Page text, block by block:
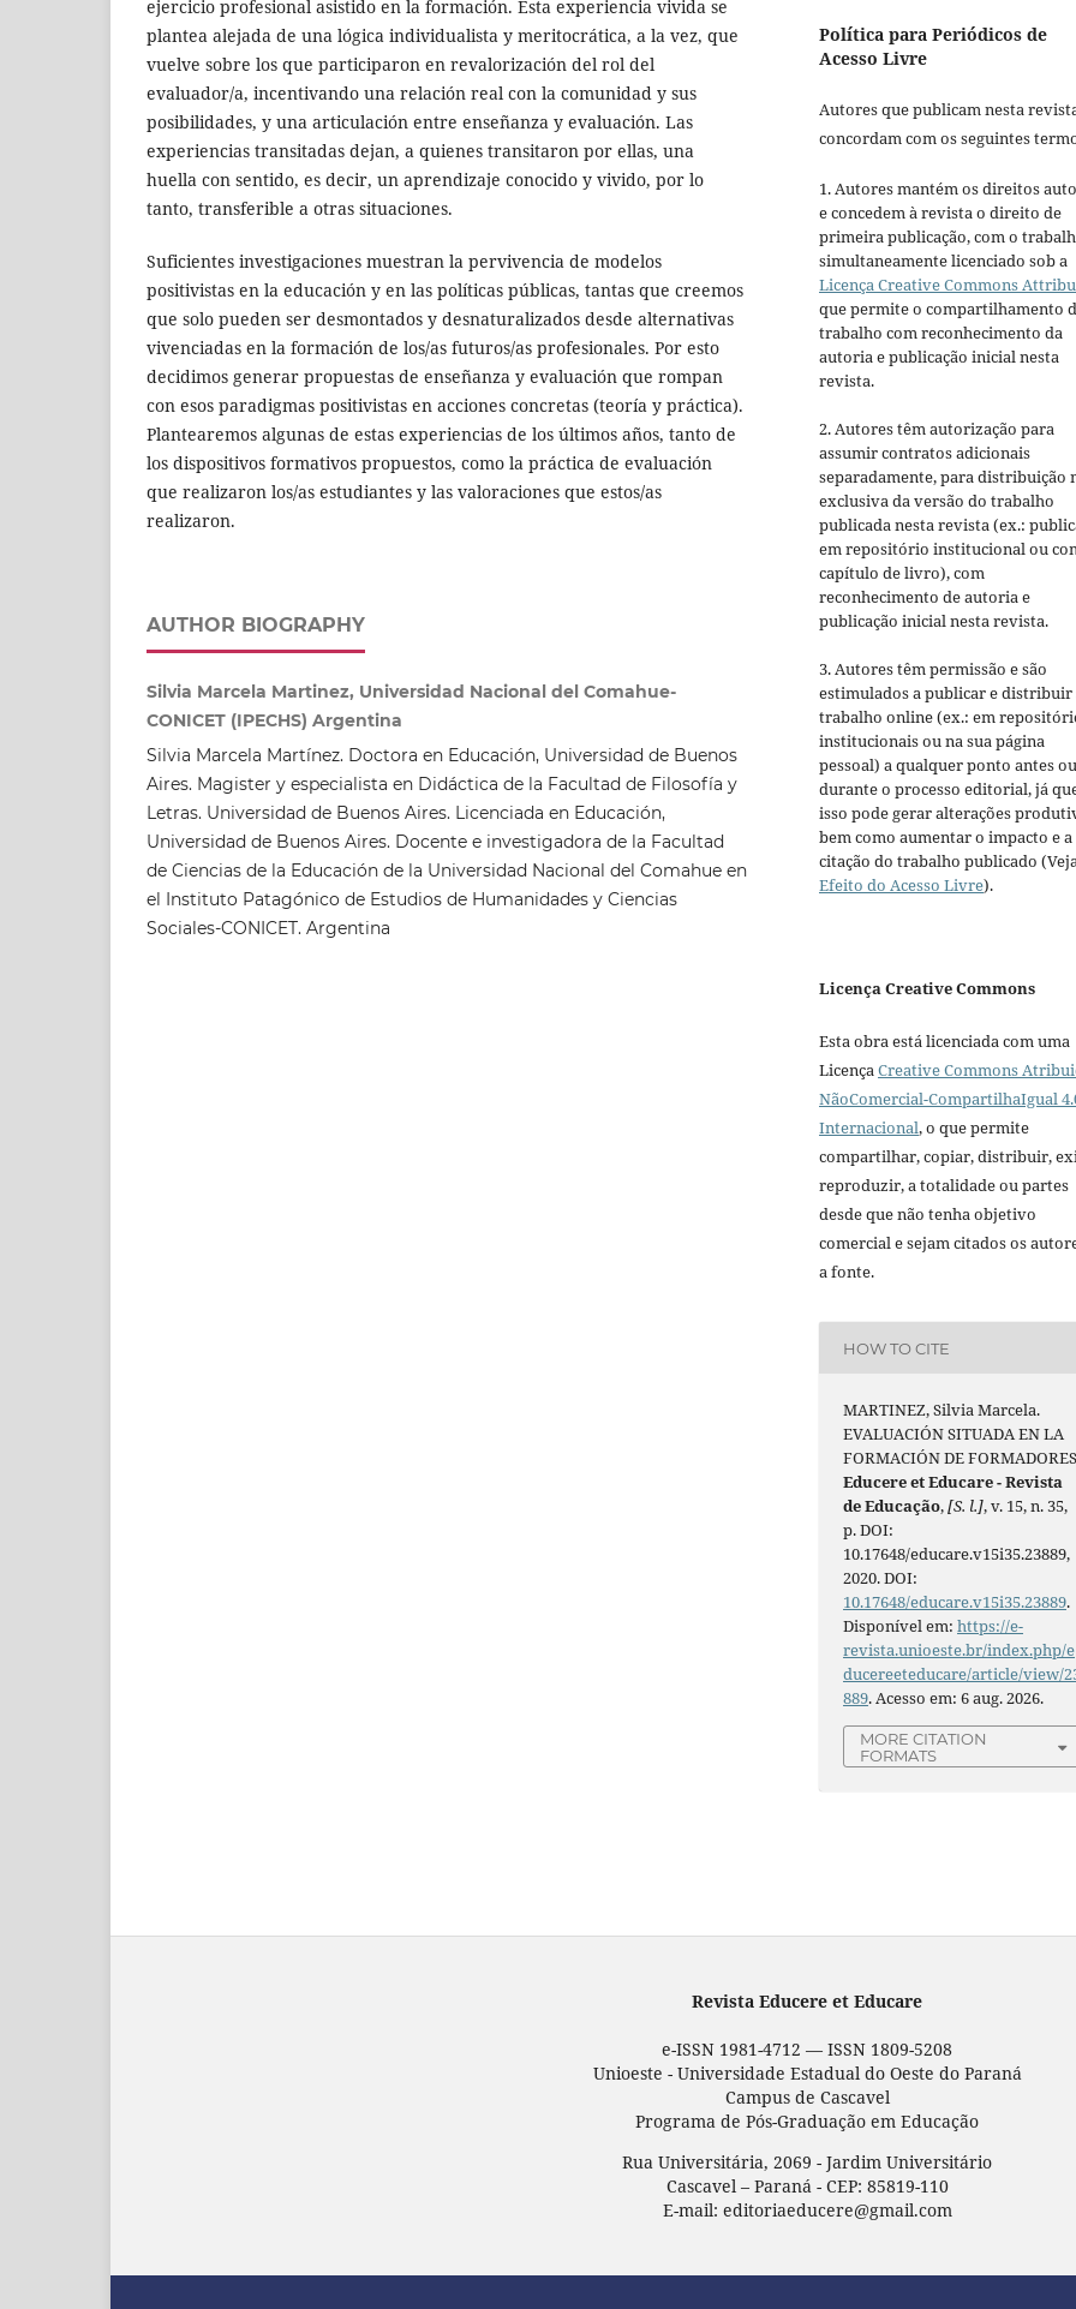
ejercicio profesional asistido en la formación. Esta experiencia vivida se
plantea alejada de una lógica individualista y meritocrática, a la vez, que
vuelve sobre los que participaron en revalorización del rol del
evaluador/a, incentivando una relación real con la comunidad y sus
posibilidades, y una articulación entre enseñanza y evaluación. Las
experiencias transitadas dejan, a quienes transitaron por ellas, una
huella con sentido, es decir, un aprendizaje conocido y vivido, por lo
tanto, transferible a otras situaciones.
Suficientes investigaciones muestran la pervivencia de modelos
positivistas en la educación y en las políticas públicas, tantas que creemos
que solo pueden ser desmontados y desnaturalizados desde alternativas
vivenciadas en la formación de los/as futuros/as profesionales. Por esto
decidimos generar propuestas de enseñanza y evaluación que rompan
con esos paradigmas positivistas en acciones concretas (teoría y práctica).
Plantearemos algunas de estas experiencias de los últimos años, tanto de
los dispositivos formativos propuestos, como la práctica de evaluación
que realizaron los/as estudiantes y las valoraciones que estos/as
realizaron.
AUTHOR BIOGRAPHY
Silvia Marcela Martinez, Universidad Nacional del Comahue-
CONICET (IPECHS) Argentina
Silvia Marcela Martínez. Doctora en Educación, Universidad de Buenos
Aires. Magister y especialista en Didáctica de la Facultad de Filosofía y
Letras. Universidad de Buenos Aires. Licenciada en Educación,
Universidad de Buenos Aires. Docente e investigadora de la Facultad
de Ciencias de la Educación de la Universidad Nacional del Comahue en
el Instituto Patagónico de Estudios de Humanidades y Ciencias
Sociales-CONICET. Argentina
Política para Periódicos de
Acesso Livre
Autores que publicam nesta
concordam com os seguintes
1. Autores mantém os direitos
e concedem à revista o direito de
primeira publicação, com o
simultaneamente licenciado sob a
Licença Creative Commons
que permite o compartilhamento
trabalho com reconhecimento da
autoria e publicação inicial nesta
revista.
2. Autores têm autorização para
assumir contratos adicionais
separadamente, para distribuição
exclusiva da versão do trabalho
publicada nesta revista (ex.:
em repositório institucional ou
capítulo de livro), com
reconhecimento de autoria e
publicação inicial nesta revista.
3. Autores têm permissão e são
estimulados a publicar e distribuir
trabalho online (ex.: em
institucionais ou na sua página
pessoal) a qualquer ponto antes ou
durante o processo editorial, já
isso pode gerar alterações
bem como aumentar o impacto e a
citação do trabalho publicado
Efeito do Acesso Livre).
Licença Creative Commons
Esta obra está licenciada com uma
LicençaCreative Commons
NãoComercial-CompartilhaIgual
Internacional, o que permite
compartilhar, copiar, distribuir,
reproduzir, a totalidade ou partes
desde que não tenha objetivo
comercial e sejam citados os
a fonte.
HOW TO CITE
MARTINEZ, Silvia Marcela.
EVALUACIÓN SITUADA EN LA
FORMACIÓN DE
Educere et Educare - Revista
de Educação,[S. l.], v. 15, n. 35,
p. DOI:
10.17648/educare.v15i35.23889,
2020. DOI:
10.17648/educare.v15i35.23889.
Disponível em:https://e-
revista.unioeste.br/index.php/e
ducereeteducare/article/view/
889. Acesso em: 6 aug. 2026.
MORE CITATION
FORMATS
Revista Educere et Educare
e-ISSN 1981-4712 — ISSN 1809-5208
Unioeste - Universidade Estadual do Oeste do Paraná
Campus de Cascavel
Programa de Pós-Graduação em Educação
Rua Universitária, 2069 - Jardim Universitário
Cascavel – Paraná - CEP: 85819-110
E-mail: editoriaeducere@gmail.com